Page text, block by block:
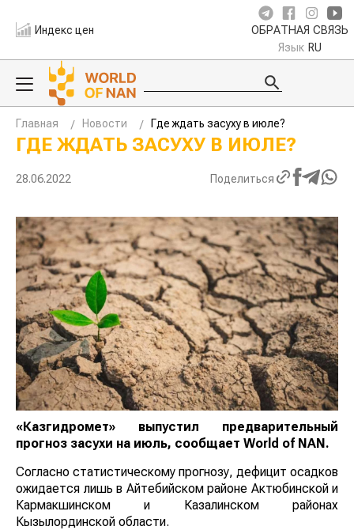
Индекс цен ОБРАТНАЯ СВЯЗЬ
Язык RU
Главная Новости Где ждать засуху в июле?
ГДЕ ЖДАТЬ ЗАСУХУ В ИЮЛЕ?
28.06.2022 Поделиться
«Казгидромет» выпустил предварительный
прогноз засухи на июль, сообщает World of NAN.
Согласно статистическому прогнозу, дефицит осадков
ожидается лишь в Айтебийском районе Актюбинской и
Кармакшинском и Казалинском районах
Кызылординской области.